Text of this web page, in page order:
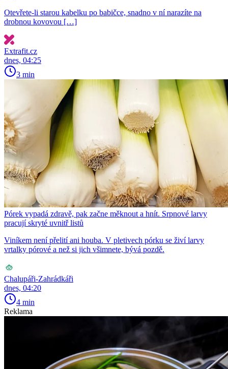
Otevřete-li starou kabelku po babičce, snadno v ní narazíte na
drobnou kovovou […]
Extrafit.cz
dnes, 04:25
3 min
Pórek vypadá zdravě, pak začne měknout a hnít. Srpnové larvy
pracují skryté uvnitř listů
Viníkem není přelití ani houba. V pletivech pórku se živí larvy
vrtalky pórové a než si jich všimnete, bývá pozdě.
Chalupáři-Zahrádkáři
dnes, 04:20
4 min
Reklama